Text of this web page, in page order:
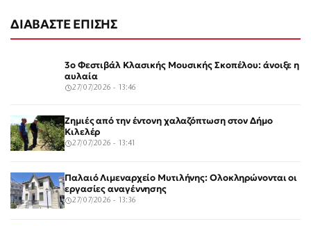
ΔΙΑΒΑΣΤΕ ΕΠΙΣΗΣ
3ο Φεστιβάλ Κλασικής Μουσικής Σκοπέλου: άνοιξε η
αυλαία
27/07/2026 - 13:46
Ζημιές από την έντονη χαλαζόπτωση στον Δήμο
Κιλελέρ
27/07/2026 - 13:41
Παλαιό Λιμεναρχείο Μυτιλήνης: Ολοκληρώνονται οι
εργασίες αναγέννησης
27/07/2026 - 13:36